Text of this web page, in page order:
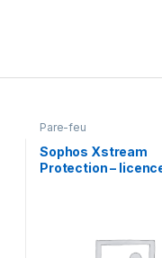
Pare-feu
Sophos Xstream
Protection –